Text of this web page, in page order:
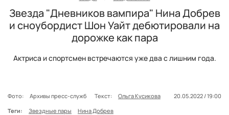
Звезда "Дневников вампира" Нина Добрев
и сноубордист Шон Уайт дебютировали на
дорожке как пара
Актриса и спортсмен встречаются уже два с лишним года.
Фото: Архивы пресс-служб Текст: Ольга Кусикова
20.05.2022 / 19:00
Теги:
Звездные пары Нина Добрев